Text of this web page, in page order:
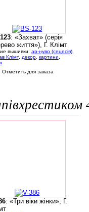
: «Захват» (серія
життя»), Ґ. Клімт
вышивки: ар-нуво (сецесія),
Клімт, декор, картини
Отметить для заказа
: «Три віки жінки», Ґ.